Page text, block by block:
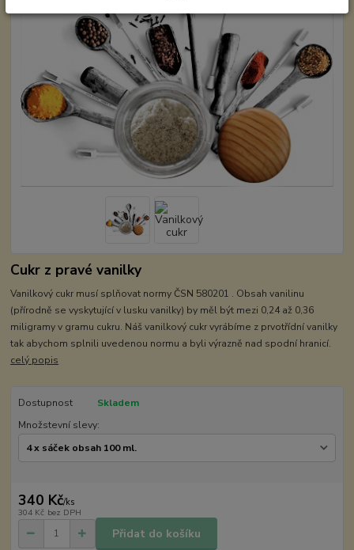
Cukr z pravé vanilky
Vanilkový cukr musí splňovat normy ČSN 580201 . Obsah vanilinu
(přírodně se vyskytující v lusku vanilky) by měl být mezi 0,24 až 0,36
miligramy v gramu cukru. Náš vanilkový cukr vyrábíme z prvotřídní vanilky
tak abychom splnili uvedenou normu a byli výrazně nad spodní hranicí.
celý popis
Dostupnost
Skladem
Množstevní slevy:
340 Kč/ks
304 Kč bez DPH
Přidat do košíku